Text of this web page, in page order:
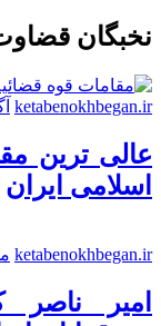
نخبگان
ketabenokhbegan.ir
عالی ترین
اسلامی ایران
ketabenokhbegan.ir می
امیر ناصر